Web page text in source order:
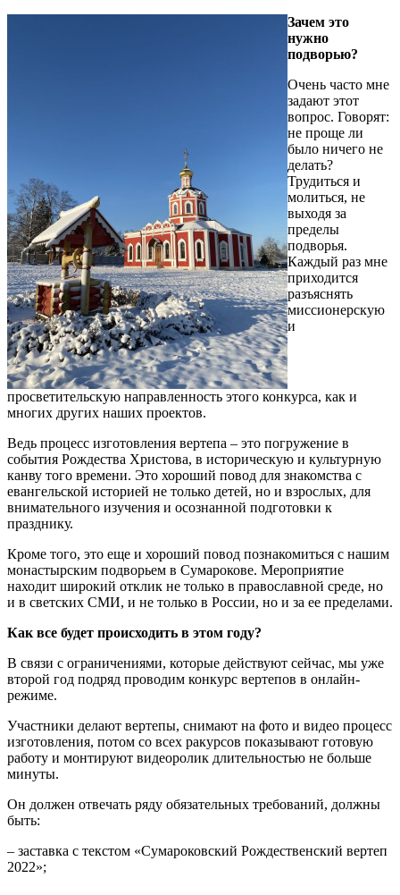
Зачем это
нужно
подворью?
Очень часто мне
задают этот
вопрос. Говорят:
не проще ли
было ничего не
делать?
Трудиться и
молиться, не
выходя за
пределы
подворья.
Каждый раз мне
приходится
разъяснять
миссионерскую
и
просветительскую направленность этого конкурса, как и
многих других наших проектов.
Ведь процесс изготовления вертепа – это погружение в
события Рождества Христова, в историческую и культурную
канву того времени. Это хороший повод для знакомства с
евангельской историей не только детей, но и взрослых, для
внимательного изучения и осознанной подготовки к
празднику.
Кроме того, это еще и хороший повод познакомиться с нашим
монастырским подворьем в Сумарокове. Мероприятие
находит широкий отклик не только в православной среде, но
и в светских СМИ, и не только в России, но и за ее пределами.
Как все будет происходить в этом году?
В связи с ограничениями, которые действуют сейчас, мы уже
второй год подряд проводим конкурс вертепов в онлайн-
режиме.
Участники делают вертепы, снимают на фото и видео процесс
изготовления, потом со всех ракурсов показывают готовую
работу и монтируют видеоролик длительностью не больше
минуты.
Он должен отвечать ряду обязательных требований, должны
быть:
– заставка с текстом «Сумароковский Рождественский вертеп
2022»;